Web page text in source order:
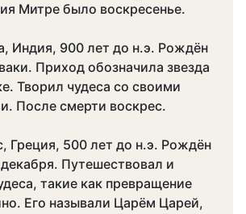
Митре было воскресенье.
Индия, 900 лет до н.э. Рождён
Приход обозначила звезда
Творил чудеса со своими
После смерти воскрес.
Греция, 500 лет до н.э. Рождён
Путешествовал и
такие как превращение
Его называли Царём Царей,